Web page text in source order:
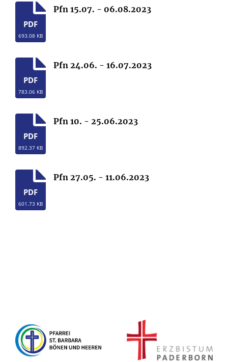
PDF
693.08 KB
Pfn 15.07. - 06.08.2023
PDF
783.06 KB
Pfn 24.06. - 16.07.2023
PDF
892.37 KB
Pfn 10. - 25.06.2023
PDF
601.73 KB
Pfn 27.05. - 11.06.2023